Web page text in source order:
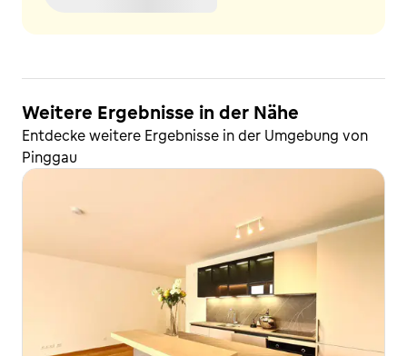
Weitere Ergebnisse in der Nähe
Entdecke weitere Ergebnisse in der Umgebung von
Pinggau